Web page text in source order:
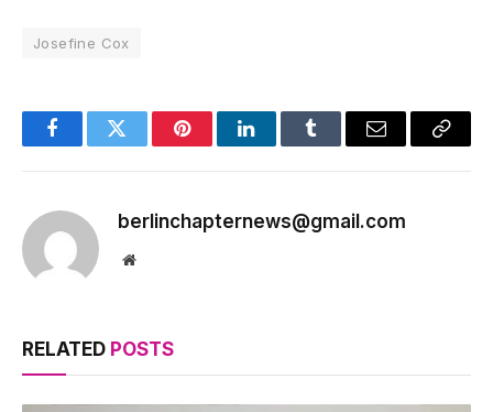
Josefine Cox
FacebookTwitter PinterestLinkedInTumblr Email
Copy
berlinchapternews@gmail.com
Website
RELATED POSTS